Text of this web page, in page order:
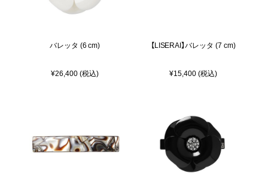
バレッタ (6 cm)
¥26,400 (税込)
【LISERAI】バレッタ (7 cm)
¥15,400 (税込)